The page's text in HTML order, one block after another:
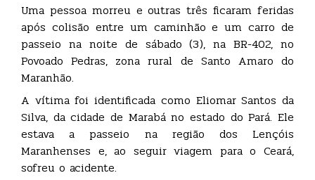
Uma pessoa morreu e outras três ficaram feridas
após colisão entre um caminhão e um carro de
passeio na noite de sábado (3), na BR-402, no
Povoado Pedras, zona rural de Santo Amaro do
Maranhão.
A vítima foi identificada como Eliomar Santos da
Silva, da cidade de Marabá no estado do Pará. Ele
estava a passeio na região dos Lençóis
Maranhenses e, ao seguir viagem para o Ceará,
sofreu o acidente.